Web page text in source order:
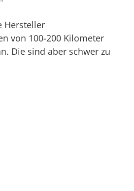
Hersteller
von 100-200 Kilometer
Die sind aber schwer zu